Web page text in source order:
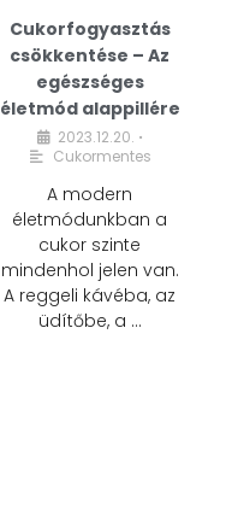
Cukorfogyasztás
csökkentése – Az
egészséges
életmód alappillére
2023.12.20. •
Cukormentes
A modern
életmódunkban a
cukor szinte
mindenhol jelen van.
A reggeli kávéba, az
üdítőbe, a …